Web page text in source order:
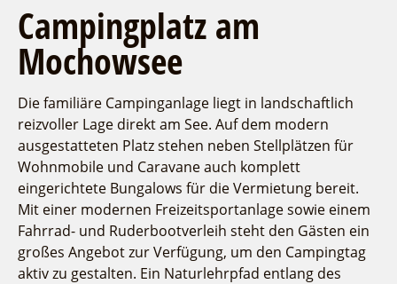
Campingplatz am
Mochowsee
Die familiäre Campinganlage liegt in landschaftlich
reizvoller Lage direkt am See. Auf dem modern
ausgestatteten Platz stehen neben Stellplätzen für
Wohnmobile und Caravane auch komplett
eingerichtete Bungalows für die Vermietung bereit.
Mit einer modernen Freizeitsportanlage sowie einem
Fahrrad- und Ruderbootverleih steht den Gästen ein
großes Angebot zur Verfügung, um den Campingtag
aktiv zu gestalten. Ein Naturlehrpfad entlang des